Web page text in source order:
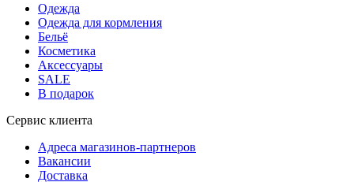
Одежда
Одежда для кормления
Бельё
Косметика
Аксессуары
SALE
В подарок
Сервис клиента
Адреса магазинов-партнеров
Вакансии
Доставка